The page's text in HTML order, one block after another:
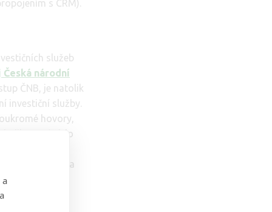
a
s CRM).
služeb
národní
ČNB, je natolik
investiční služby.
hovory,
číslo
sebou na
mobilní čísla – a